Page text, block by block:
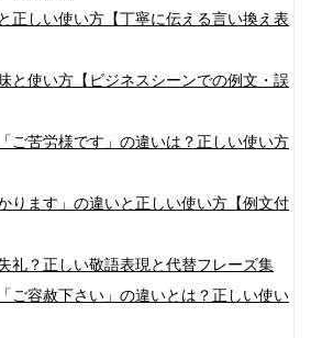
正しい使い方【丁寧に伝える言い換え表
と使い方【ビジネスシーンでの例文・誤
ご苦労様です」の違いは？正しい使い方
ります」の違いと正しい使い方【例文付
礼？正しい敬語表現と代替フレーズ集
ご容赦下さい」の違いとは？正しい使い